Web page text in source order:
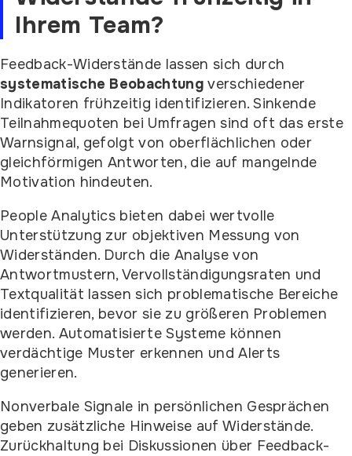
Ihrem Team?
Feedback-Widerstände lassen sich durch
systematische Beobachtung verschiedener
Indikatoren frühzeitig identifizieren. Sinkende
Teilnahmequoten bei Umfragen sind oft das erste
Warnsignal, gefolgt von oberflächlichen oder
gleichförmigen Antworten, die auf mangelnde
Motivation hindeuten.
People Analytics bieten dabei wertvolle
Unterstützung zur objektiven Messung von
Widerständen. Durch die Analyse von
Antwortmustern, Vervollständigungsraten und
Textqualität lassen sich problematische Bereiche
identifizieren, bevor sie zu größeren Problemen
werden. Automatisierte Systeme können
verdächtige Muster erkennen und Alerts
generieren.
Nonverbale Signale in persönlichen Gesprächen
geben zusätzliche Hinweise auf Widerstände.
Zurückhaltung bei Diskussionen über Feedback-